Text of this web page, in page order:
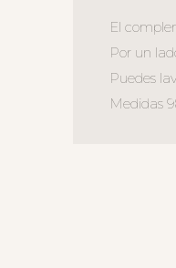
El
Por un
Puedes
Medidas